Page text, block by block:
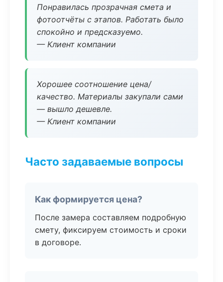
Понравилась прозрачная смета и
фотоотчёты с этапов. Работать было
спокойно и предсказуемо.
— Клиент компании
Хорошее соотношение цена/
качество. Материалы закупали сами
— вышло дешевле.
— Клиент компании
Часто задаваемые вопросы
Как формируется цена?
После замера составляем подробную
смету, фиксируем стоимость и сроки
в договоре.